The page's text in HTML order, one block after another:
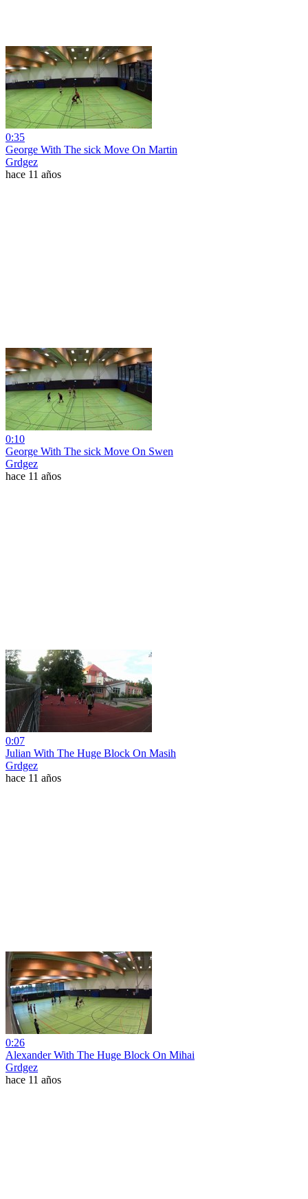
0:35
George With The sick Move On Martin
Grdgez
hace 11 años
0:10
George With The sick Move On Swen
Grdgez
hace 11 años
0:07
Julian With The Huge Block On Masih
Grdgez
hace 11 años
0:26
Alexander With The Huge Block On Mihai
Grdgez
hace 11 años